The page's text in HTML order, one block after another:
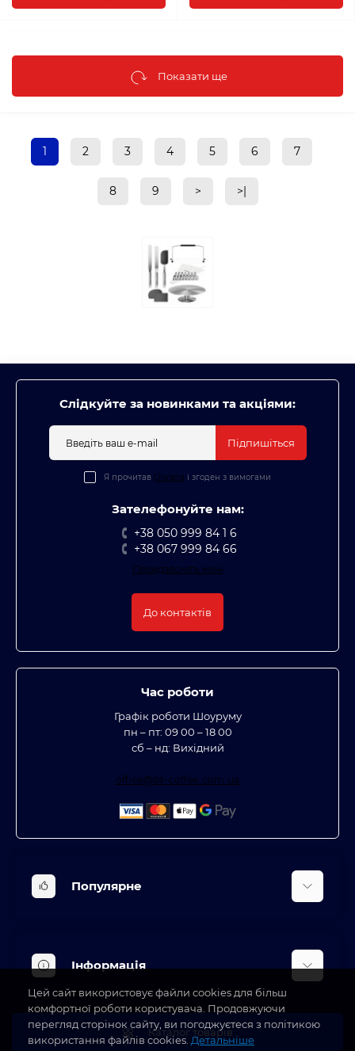
Показати ще
1 2 3 4 5 6 7
8 9 > >|
Слідкуйте за новинками та акціями:
Підпишіться
Я прочитав Оплата і згоден з вимогами
Зателефонуйте нам:
+38 050 999 84 1 6
+38 067 999 84 66
Передзвоніть мені
До контактів
Час роботи
Графік роботи Шоуруму
пн – пт: 09 00 – 18 00
сб – нд: Вихідний
office@bt-coffee.com.ua
Популярне
Кліматична техніка
Аксесуари та насадки
Будинок, сад, город
Косметичні прилади
Інформація
Доставка
Про магазин
Каталог товарів
Цей сайт використовує файли cookies для більш
комфортної роботи користувача. Продовжуючи
перегляд сторінок сайту, ви погоджуєтеся з політикою
використання файлів cookies. Детальніше